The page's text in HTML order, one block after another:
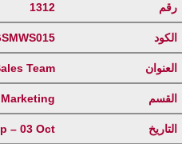
رقم 1312
الكود
العنوان Team
القسم
التاريخ – 03 Oct